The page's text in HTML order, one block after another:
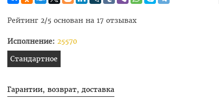
Рейтинг 2/5 основан на 17 отзывах
Исполнение: 25570
Стандартное
Гарантии, возврат, доставка